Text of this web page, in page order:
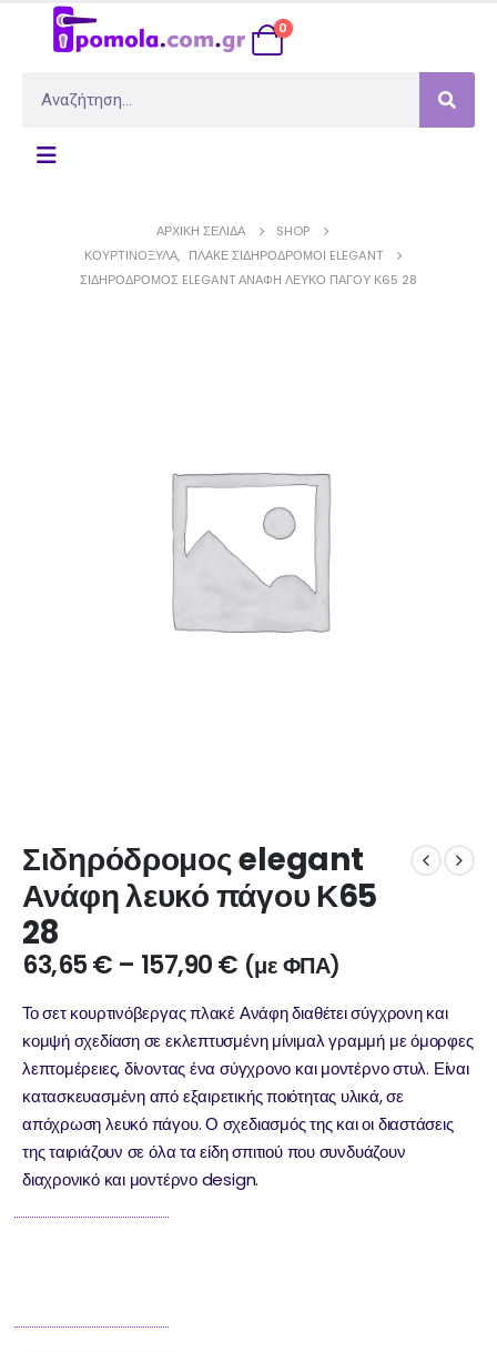
0
ΑΡΧΙΚΉ ΣΕΛΊΔΑ
SHOP
ΚΟΥΡΤΙΝΌΞΥΛΑ, ΠΛΑΚΈ ΣΙΔΗΡΌΔΡΟΜΟΙ ELEGANT
ΣΙΔΗΡΌΔΡΟΜΟΣ ELEGANT ΑΝΆΦΗ ΛΕΥΚΌ ΠΆΓΟΥ Κ65 28
Σιδηρόδρομος elegant
Ανάφη λευκό πάγου Κ65
28
63,65€ – 157,90€ (με ΦΠΑ)
Το σετ κουρτινόβεργας πλακέ Ανάφη διαθέτει σύγχρονη και
κομψή σχεδίαση σε εκλεπτυσμένη μίνιμαλ γραμμή με όμορφες
λεπτομέρειες, δίνοντας ένα σύγχρονο και μοντέρνο στυλ. Είναι
κατασκευασμένη από εξαιρετικής ποιότητας υλικά, σε
απόχρωση λευκό πάγου. Ο σχεδιασμός της και οι διαστάσεις
της ταιριάζουν σε όλα τα είδη σπιτιού που συνδυάζουν
διαχρονικό και μοντέρνο design.